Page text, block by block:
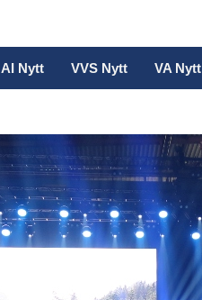
AI Nytt VVS Nytt VA Nytt